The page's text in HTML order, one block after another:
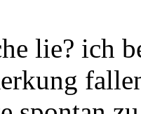
lie? ich